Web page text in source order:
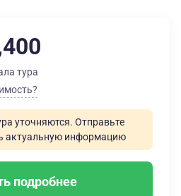
тура
уточняются. Отправьте
актуальную информацию
подробнее